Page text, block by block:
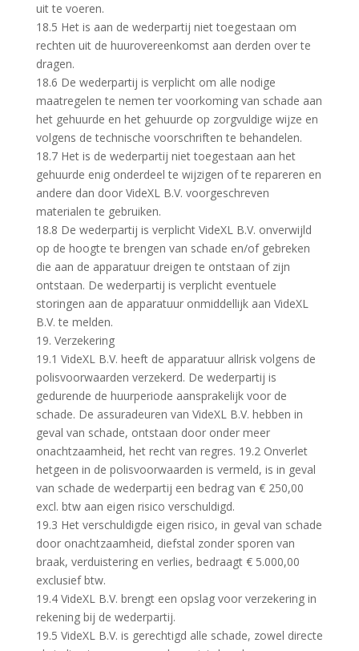
uit te voeren.
18.5 Het is aan de wederpartij niet toegestaan om
rechten uit de huurovereenkomst aan derden over te
dragen.
18.6 De wederpartij is verplicht om alle nodige
maatregelen te nemen ter voorkoming van schade aan
het gehuurde en het gehuurde op zorgvuldige wijze en
volgens de technische voorschriften te behandelen.
18.7 Het is de wederpartij niet toegestaan aan het
gehuurde enig onderdeel te wijzigen of te repareren en
andere dan door VideXL B.V. voorgeschreven
materialen te gebruiken.
18.8 De wederpartij is verplicht VideXL B.V. onverwijld
op de hoogte te brengen van schade en/of gebreken
die aan de apparatuur dreigen te ontstaan of zijn
ontstaan. De wederpartij is verplicht eventuele
storingen aan de apparatuur onmiddellijk aan VideXL
B.V. te melden.
19. Verzekering
19.1 VideXL B.V. heeft de apparatuur allrisk volgens de
polisvoorwaarden verzekerd. De wederpartij is
gedurende de huurperiode aansprakelijk voor de
schade. De assuradeuren van VideXL B.V. hebben in
geval van schade, ontstaan door onder meer
onachtzaamheid, het recht van regres. 19.2 Onverlet
hetgeen in de polisvoorwaarden is vermeld, is in geval
van schade de wederpartij een bedrag van € 250,00
excl. btw aan eigen risico verschuldigd.
19.3 Het verschuldigde eigen risico, in geval van schade
door onachtzaamheid, diefstal zonder sporen van
braak, verduistering en verlies, bedraagt € 5.000,00
exclusief btw.
19.4 VideXL B.V. brengt een opslag voor verzekering in
rekening bij de wederpartij.
19.5 VideXL B.V. is gerechtigd alle schade, zowel directe